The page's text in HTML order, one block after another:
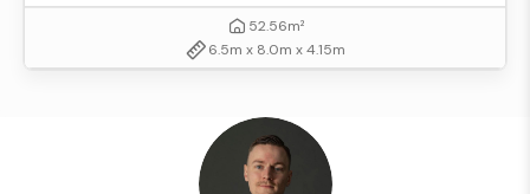
52.56m²
6.5m x 8.0m x 4.15m